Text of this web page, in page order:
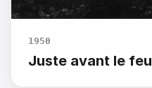
1950
Juste avant le feu